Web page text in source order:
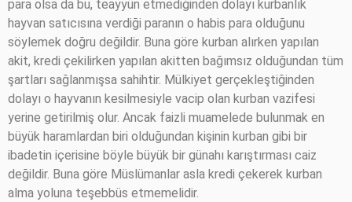
para olsa da bu, teayyün etmediğinden dolayı kurbanlık
hayvan satıcısına verdiği paranın o habis para olduğunu
söylemek doğru değildir. Buna göre kurban alırken yapılan
akit, kredi çekilirken yapılan akitten bağımsız olduğundan tüm
şartları sağlanmışsa sahihtir. Mülkiyet gerçekleştiğinden
dolayı o hayvanın kesilmesiyle vacip olan kurban vazifesi
yerine getirilmiş olur. Ancak faizli muamelede bulunmak en
büyük haramlardan biri olduğundan kişinin kurban gibi bir
ibadetin içerisine böyle büyük bir günahı karıştırması caiz
değildir. Buna göre Müslümanlar asla kredi çekerek kurban
alma yoluna teşebbüs etmemelidir.